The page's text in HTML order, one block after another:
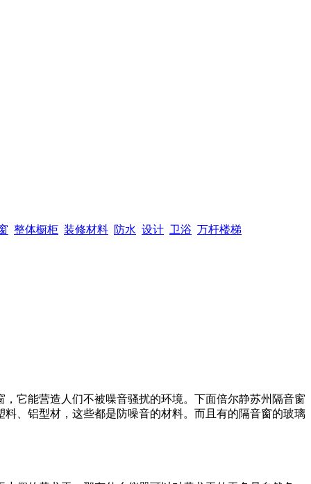
整体橱柜 装修材料 防水 设计 卫浴 万杆楼梯
它能营造人们不被噪音骚扰的环境。下面倍尔静苏州隔音窗
、铝型材，这些都是防噪音的材料。而且有的隔音窗的玻璃